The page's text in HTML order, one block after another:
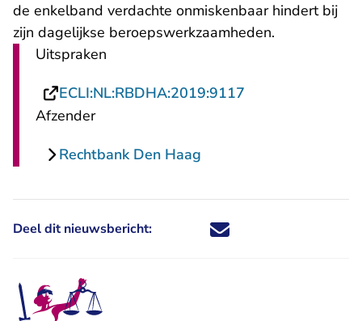
de enkelband verdachte onmiskenbaar hindert bij
zijn dagelijkse beroepswerkzaamheden.
Uitspraken
ECLI:NL:RBDHA:2019:9117
Afzender
Rechtbank Den Haag
Deel dit nieuwsbericht: Deel dit nieuwsbericht via X -
Deel dit nieuwsbericht via
Deel dit nieuwsbericht
Deel dit